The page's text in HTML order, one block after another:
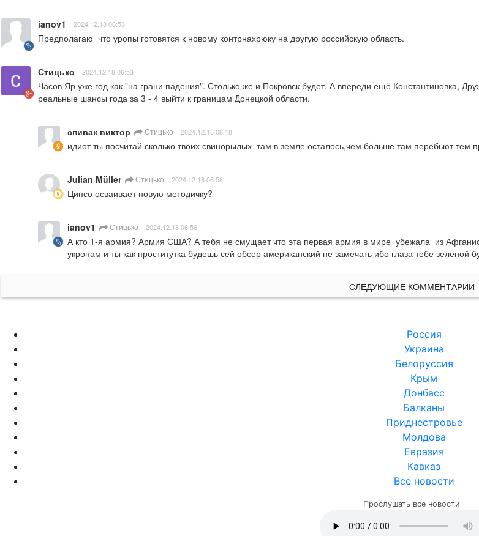
ianov1 2024.12.18 06:53
Предполагаю  что уропы готовятся к новому контрнахрюку на другую российскую область.
Стицько 2024.12.18 06:53
Часов Яр уже год как "на грани падения". Столько же и Покровск будет. А впереди ещё Константиновка,
реальные шансы года за 3 - 4 выйти к границам Донецкой области.
спивак виктор Стицько 2024.12.18 08:18
идиот ты посчитай сколько твоих свинорылых  там в земле осталось,чем больше там перебьют тем
Julian Müller Стицько 2024.12.18 06:58
Ципсо осваивает новую методичку?
ianov1 Стицько 2024.12.18 06:56
А кто 1-я армия? Армия США? А тебя не смущает что эта первая армия в мире  убежала  из
укропам и ты как проститутка будешь сей обсер американский не замечать ибо глаза тебе зеленой
СЛЕДУЮЩИЕ КОММЕНТАРИИ
Россия
Украина
Белоруссия
Крым
Донбасс
Балканы
Приднестровье
Молдова
Евразия
Кавказ
Все новости
Прослушать все новости